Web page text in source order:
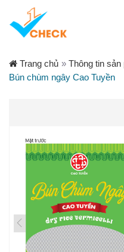
Trang chủ » Thông tin sản
Bún chùm ngây Cao Tuyền